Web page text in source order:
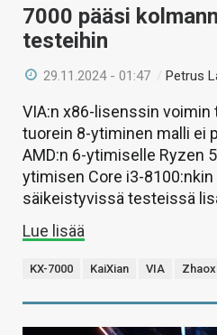
7000 pääsi
testeihin
29.11.2024 - 01:47 /Petrus
VIA:n x86-lisenssin voimin
tuorein 8-ytiminen malli ei
AMD:n 6-ytimiselle Ryzen
ytimisen Core i3-
säikeistyvissä testeissä
Lue lisää
KX-7000 KaiXian VIA